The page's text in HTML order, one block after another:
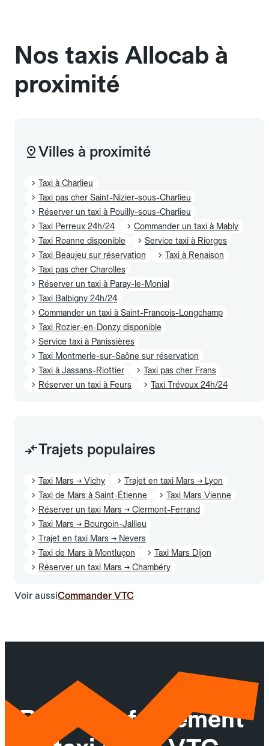
Nos taxis Allocab à
proximité
Villes à proximité
Taxi à Charlieu
Taxi pas cher Saint-Nizier-sous-Charlieu
Réserver un taxi à Pouilly-sous-Charlieu
Taxi Perreux 24h/24
Commander un taxi à Mably
Taxi Roanne disponible
Service taxi à Riorges
Taxi Beaujeu sur réservation
Taxi à Renaison
Taxi pas cher Charolles
Réserver un taxi à Paray-le-Monial
Taxi Balbigny 24h/24
Commander un taxi à Saint-Francois-Longchamp
Taxi Rozier-en-Donzy disponible
Service taxi à Panissières
Taxi Montmerle-sur-Saône sur réservation
Taxi à Jassans-Riottier
Taxi pas cher Frans
Réserver un taxi à Feurs
Taxi Trévoux 24h/24
Trajets populaires
Taxi Mars → Vichy
Trajet en taxi Mars → Lyon
Taxi de Mars à Saint-Étienne
Taxi Mars Vienne
Réserver un taxi Mars → Clermont-Ferrand
Taxi Mars → Bourgoin-Jallieu
Trajet en taxi Mars → Nevers
Taxi de Mars à Montluçon
Taxi Mars Dijon
Réserver un taxi Mars → Chambéry
Voir aussiCommander VTC
Réservez facilement